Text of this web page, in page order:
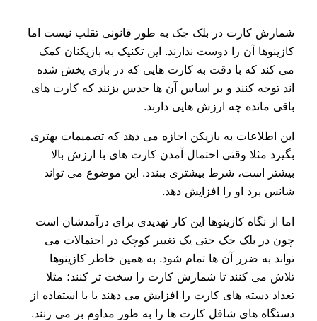
شمارش کارت در بلک جک به طور قانونی تقلب نیست اما
کازینوها آن را دوست ندارند. این تکنیک به بازیکنان کمک
می‌ کند که با دقت به کارت هایی که در بازی پخش شده
اند توجه کنند و بر اساس آن ها حدس بزنند که کارت های
باقی مانده چه ارزش هایی دارند.
این اطلاعات به بازیکن اجازه می‌ دهد که تصمیمات بهتری
بگیرد مثلا وقتی احتمال آمدن کارت های با ارزش بالا
بیشتر است، شرط بیشتری ببندد. این موضوع می‌ تواند
شانس برد او را افزایش دهد.
اما از نگاه کازینوها این کار تهدیدی برای درآمدشان است
چون در بلک جک حتی یک تغییر کوچک در احتمالات می‌
تواند به ضرر آن ها تمام شود. به همین خاطر کازینوها
تلاش می‌ کنند تا شمارش کارت را سخت تر کنند؛ مثلا
تعداد دسته های کارت را افزایش می‌ دهند یا با استفاده از
دستگاه های شافل کارت ها را به طور مداوم بر می‌ زنند.